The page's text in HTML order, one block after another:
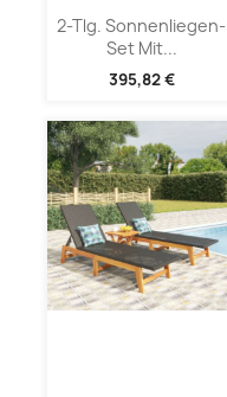
2-Tlg. Sonnenliegen-
Set Mit...
395,82 €